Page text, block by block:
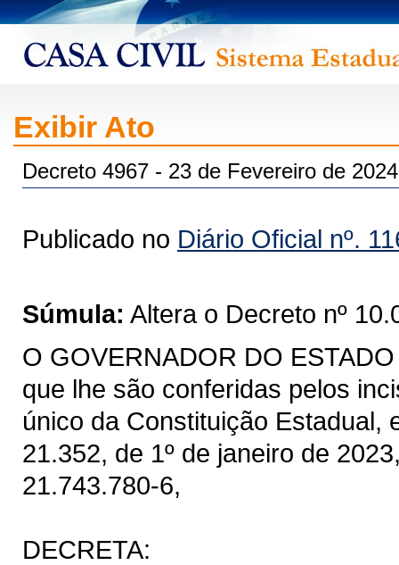
Exibir Ato
Decreto 4967 - 23 de Fevereiro de 2024
Publicado no Diário Oficial nº.
Súmula: Altera o Decreto nº
O GOVERNADOR DO
que lhe são conferidas pelos
único da Constituição Estadual,
21.352, de 1º de janeiro de
21.743.780-6,
DECRETA: